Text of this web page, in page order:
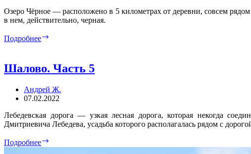
Озеро Чёрное — расположено в 5 километрах от деревни, совсем
в нем, действительно, черная.
Подробнее
Шалово. Часть 5
Андрей Ж.
07.02.2022
Лебедевская дорога — узкая лесная дорога, которая некогда
Дмитриевича Лебедева, усадьба которого располагалась рядом с
Подробнее
Часть